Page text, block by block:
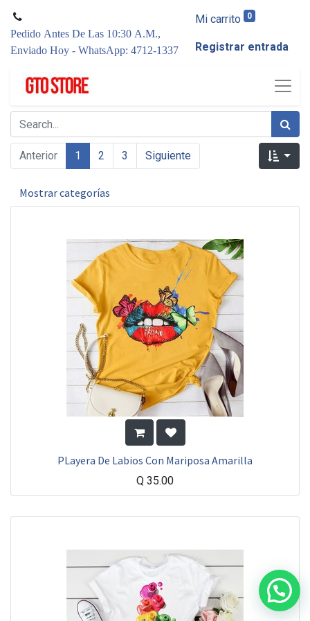
Pedido Antes De Las 10:30 A.M.,
Enviado Hoy - WhatsApp: 4712-1337
Mi carrito 0
Registrar entrada
Anterior 1 2 3 Siguiente
Mostrar categorías
PLayera De Labios Con Mariposa Amarilla
Q 35.00